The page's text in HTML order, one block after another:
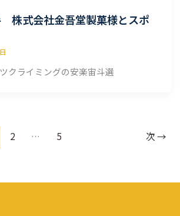
株式会社金吾堂製菓様とスポ
クライミングの安楽宙斗選
2 … 5 次→